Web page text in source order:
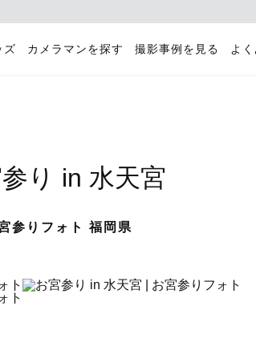
ズ カメラマンを探す 撮影事例を見る よ
り in 水天宮
参りフォト 福岡県